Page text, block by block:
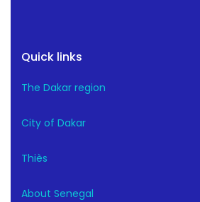
Quick links
The Dakar region
City of Dakar
Thiès
About Senegal